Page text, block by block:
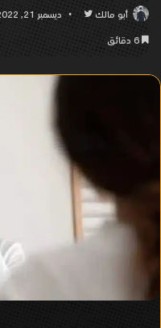
أبو مالك
تابع
ديسمبر 21, 2022